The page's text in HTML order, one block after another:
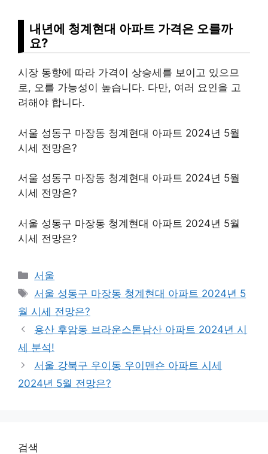
내년에 청계현대 아파트 가격은 오를까
요?
시장 동향에 따라 가격이 상승세를 보이고 있으므
로, 오를 가능성이 높습니다. 다만, 여러 요인을 고
려해야 합니다.
서울 성동구 마장동 청계현대 아파트 2024년 5월
시세 전망은?
서울 성동구 마장동 청계현대 아파트 2024년 5월
시세 전망은?
서울 성동구 마장동 청계현대 아파트 2024년 5월
시세 전망은?
Categories
서울
Tags
서울 성동구 마장동 청계현대 아파트 2024년 5
월 시세 전망은?
용산 후암동 브라운스톤남산 아파트 2024년 시
세 분석!
서울 강북구 우이동 우이맨숀 아파트 시세
2024년 5월 전망은?
검색